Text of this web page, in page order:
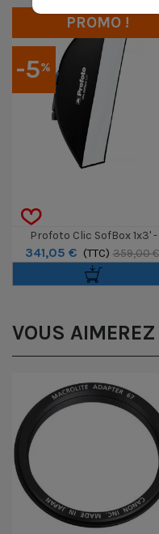
-5%
PROMO !
Profoto Clic SofBox 1x3' -
30x90cm
341,05 € (TTC) 359,00 €
VOUS